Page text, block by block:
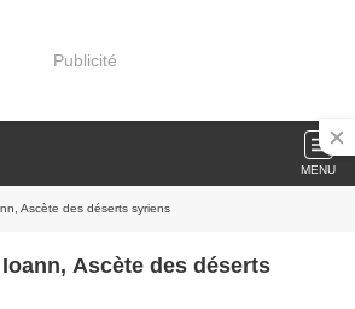
Publicité
MENU
Ascète des déserts syriens
Ascète des déserts